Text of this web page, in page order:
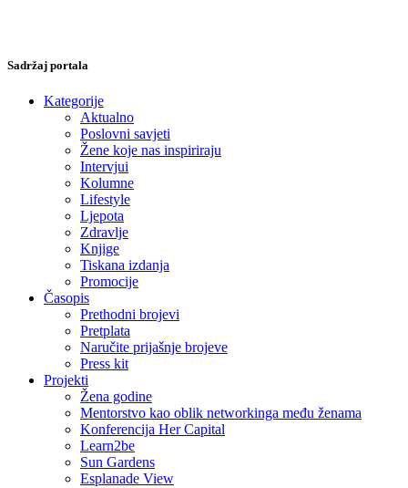
Sadržaj portala
Kategorije
Aktualno
Poslovni savjeti
Žene koje nas inspiriraju
Intervjui
Kolumne
Lifestyle
Ljepota
Zdravlje
Knjige
Tiskana izdanja
Promocije
Časopis
Prethodni brojevi
Pretplata
Naručite prijašnje brojeve
Press kit
Projekti
Žena godine
Mentorstvo kao oblik networkinga među ženama
Konferencija Her Capital
Learn2be
Sun Gardens
Esplanade View